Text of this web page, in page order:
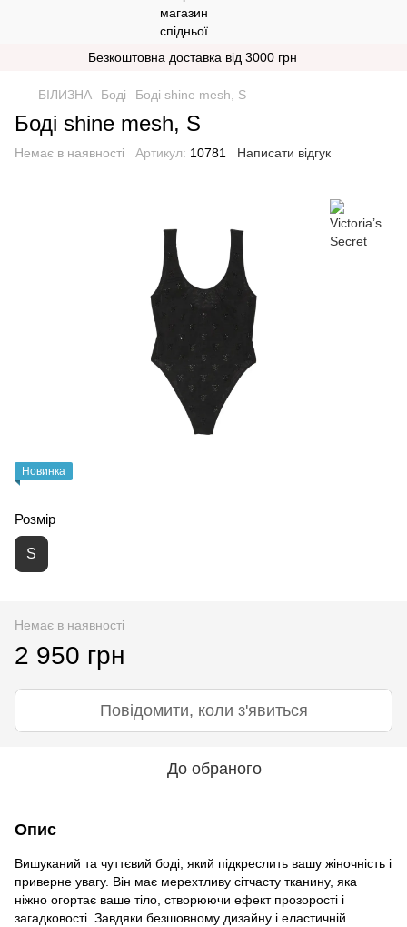
Безкоштовна доставка від 3000 грн
БІЛИЗНА Боді Бодi shine mesh, S
Бодi shine mesh, S
Немає в наявності Артикул: 10781 Написати відгук
Новинка
Розмір
S
Немає в наявності
2 950 грн
Повідомити, коли з'явиться
До обраного
Опис
Вишуканий та чуттєвий боді, який підкреслить вашу жіночність і
приверне увагу. Він має мерехтливу сітчасту тканину, яка
ніжно огортає ваше тіло, створюючи ефект прозорості і
загадковості. Завдяки безшовному дизайну і еластичній